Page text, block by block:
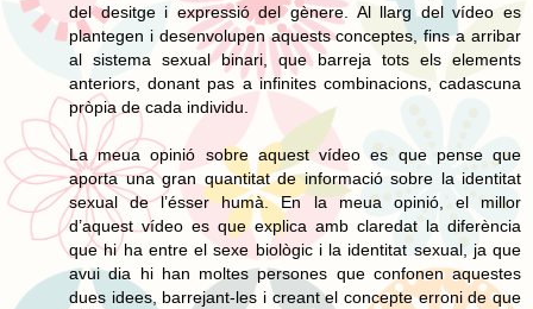
del desitge i expressió del gènere. Al llarg del vídeo es
plantegen i desenvolupen aquests conceptes, fins a arribar
al sistema sexual binari, que barreja tots els elements
anteriors, donant pas a infinites combinacions, cadascuna
pròpia de cada individu.
La meua opinió sobre aquest vídeo es que pense que
aporta una gran quantitat de informació sobre la identitat
sexual de l’ésser humà. En la meua opinió, el millor
d’aquest vídeo es que explica amb claredat la diferència
que hi ha entre el sexe biològic i la identitat sexual, ja que
avui dia hi han moltes persones que confonen aquestes
dues idees, barrejant-les i creant el concepte erroni de que